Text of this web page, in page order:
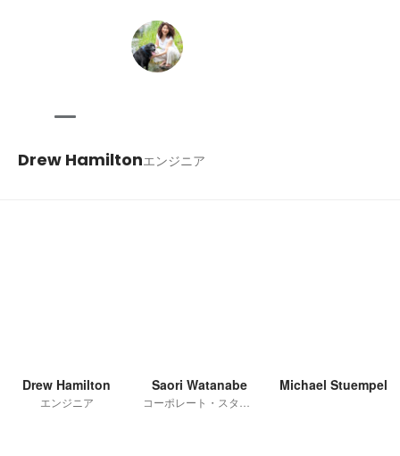
Drew Hamiltonエンジニア
Drew Hamilton
エンジニア
Saori Watanabe Michael Stuempel